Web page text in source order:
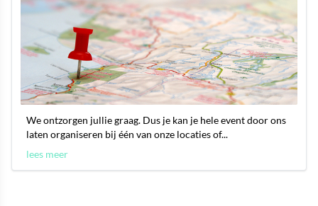
We ontzorgen jullie graag. Dus je kan je hele event door ons
laten organiseren bij één van onze locaties of...
lees meer